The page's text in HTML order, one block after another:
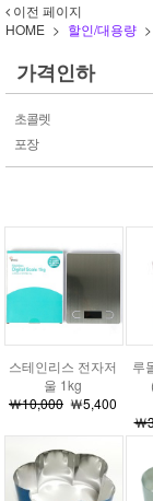
이전 페이지
HOME
할인/대용량
가격인하
초콜렛
포장
스테인리스 전자저
울 1kg
￦10,000 ￦5,400
루
￦